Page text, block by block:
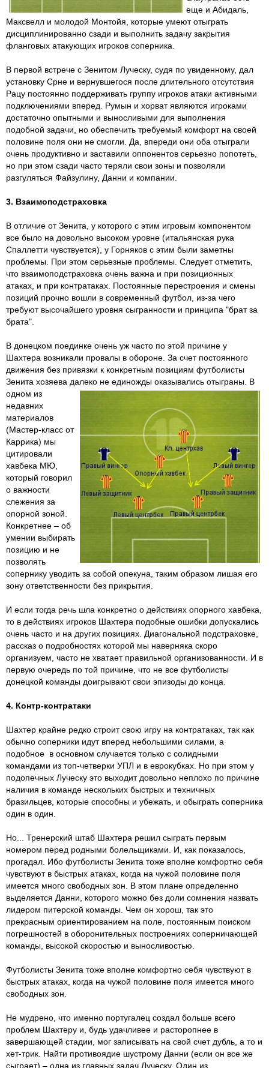
еще и Абидаль,
Максвелл и молодой Монтойя, которые умеют отыграть
дисциплинированно сзади и выполнить задачу закрытия
фланговых атакующих игроков соперника.
В первой встрече с Зенитом Луческу, судя по увиденному, дал
установку Срне и вернувшегося после длительного отсутствия
Рацу постоянно поддерживать группу игроков атаки активными
подключениями вперед. Румын и хорват являются игроками
достаточно опытными и выносливыми для выполнения
подобной задачи, но обеспечить требуемый комфорт на своей
половине поля они не смогли. Да, впереди они оба отыграли
очень продуктивно и заставили оппонентов серьезно попотеть,
но при этом сзади часто теряли свои зоны и позволяли
разгуляться Файзулину, Данни и компании.
3. Взаимоподстраховка
В отличие от Зенита, у которого с этим игровым компонентом
все было на довольно высоком уровне (итальянская рука
Спаллетти чувствуется), у Горняков с этим были заметны
проблемы. При этом серьезные проблемы. Следует отметить,
что взаимоподстраховка очень важна и при позиционных
атаках, и при контратаках. Постоянные перестроения и смены
позиций прочно вошли в современный футбол, из-за чего
требуют высочайшего уровня сыгранности и принципа "брат за
брата".
В донецком поединке очень уж часто по этой причине у
Шахтера возникали провалы в обороне. За счет постоянного
движения без привязки к конкретным позициям футболисты
Зенита хозяева далеко не единожды оказывались отыграны. В
одном из
недавних
материалов
(Мастер-класс от
Каррика) мы
цитировали
хавбека МЮ,
который говорил
о важности
слежения за
опорной зоной.
Конкретнее – об
умении выбирать
позицию и не
позволять
сопернику уводить за собой опекуна, таким образом лишая его
зону ответственности без прикрытия.
И если тогда речь шла конкретно о действиях опорного хавбека,
то в действиях игроков Шахтера подобные ошибки допускались
очень часто и на других позициях. Диагональной подстраховке,
рассказ о подробностях которой мы наверняка скоро
организуем, часто не хватает правильной организованности. И в
первую очередь по той причине, что не все футболисты
донецкой команды доигрывают свои эпизоды до конца.
4. Контр-контратаки
Шахтер крайне редко строит свою игру на контратаках, так как
обычно соперники идут вперед небольшими силами, а
подобное в основном случается только с солидными
командами из топ-четверки УПЛ и в еврокубках. Но при этом у
подопечных Луческу это выходит довольно неплохо по причине
наличия в команде нескольких быстрых и техничных
бразильцев, которые способны и убежать, и обыграть соперника
один в один.
Но... Тренерский штаб Шахтера решил сыграть первым
номером перед родными болельщиками. И, как показалось,
прогадал. Ибо футболисты Зенита тоже вполне комфортно себя
чувствуют в быстрых атаках, когда на чужой половине поля
имеется много свободных зон. В этом плане определенно
выделяется Данни, которого можно без доли сомнения назвать
лидером питерской команды. Чем он хорош, так это
прекрасным ориентированием на поле, постоянным поиском
погрешностей в оборонительных построениях соперничающей
команды, высокой скоростью и выносливостью.
Футболисты Зенита тоже вполне комфортно себя чувствуют в
быстрых атаках, когда на чужой половине поля имеется много
свободных зон.
Не мудрено, что именно португалец создал больше всего
проблем Шахтеру и, будь удачливее и расторопнее в
завершающей стадии, мог записывать на свой счет дубль, а то и
хет-трик. Найти противоядие шустрому Данни (если он все же
сыграет) – одна из главных задач Луческу. Один из